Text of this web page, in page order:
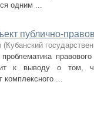
одним ...
публично-
(Кубанский
к выводу о том,
комплексного ...